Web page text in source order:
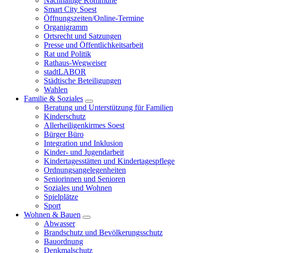
Smart City Soest
Öffnungszeiten/Online-Termine
Organigramm
Ortsrecht und Satzungen
Presse und Öffentlichkeitsarbeit
Rat und Politik
Rathaus-Wegweiser
stadtLABOR
Städtische Beteiligungen
Wahlen
Familie & Soziales
Beratung und Unterstützung für Familien
Kinderschutz
Allerheiligenkirmes Soest
Bürger Büro
Integration und Inklusion
Kinder- und Jugendarbeit
Kindertagesstätten und Kindertagespflege
Ordnungsangelegenheiten
Seniorinnen und Senioren
Soziales und Wohnen
Spielplätze
Sport
Wohnen & Bauen
Abwasser
Brandschutz und Bevölkerungsschutz
Bauordnung
Denkmalschutz